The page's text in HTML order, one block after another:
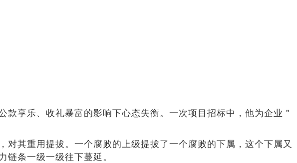
享乐、收礼暴富的影响下心态失衡。一次项目招标中，他为企业＂
其重用提拔。一个腐败的上级提拔了一个腐败的下属，这个下属又
链条一级一级往下蔓延。